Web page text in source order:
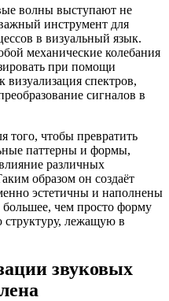
волны выступают не
инструмент для
в визуальный язык.
механические колебания
при помощи
визуализация спектров,
сигналов в
того, чтобы превратить
паттерны и формы,
различных
образом он создаёт
эстетичны и наполнены
чем просто форму
структуру, лежащую в
звуковых